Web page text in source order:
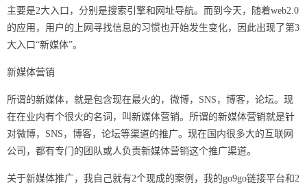
主要是2大入口，分别是搜索引擎和网址导航。而到今天，随着web2.0
的应用，用户的上网寻找信息的习惯也开始发生变化，因此出现了第3
大入口“新媒体”。
新媒体营销
所谓的新媒体，就是包含现在最火的，微博，SNS，博客，论坛。现
在在业内有个很火的名词，叫新媒体营销。所谓的新媒体营销就是针
对微博，SNS，博客，论坛等渠道的推广。现在国内很多大的互联网
公司，都有专门的团队或人负责新媒体营销这个推广渠道。
关于新媒体推广，我自己就有2个现成的案例，我的go9go链接平台和2